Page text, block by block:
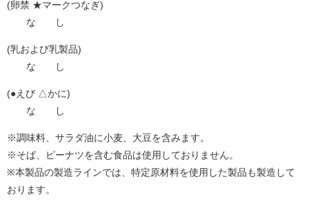
(卵禁 ★マークつなぎ)
な し
(乳および乳製品)
な し
(●えび △かに)
な し
※調味料、サラダ油に小麦、大豆を含みます。
※そば、ピーナツを含む食品は使用しておりません。
※本製品の製造ラインでは、特定原材料を使用した製品も製造して
おります。